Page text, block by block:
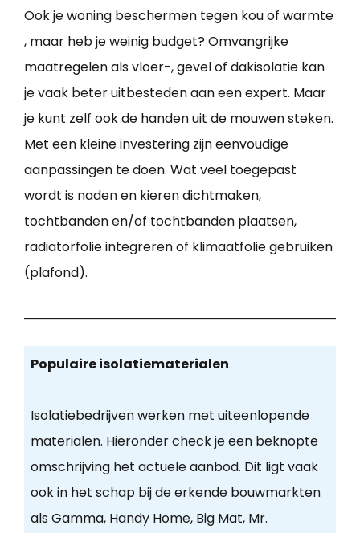
Ook je woning beschermen tegen kou of warmte
, maar heb je weinig budget? Omvangrijke
maatregelen als vloer-, gevel of dakisolatie kan
je vaak beter uitbesteden aan een expert. Maar
je kunt zelf ook de handen uit de mouwen steken.
Met een kleine investering zijn eenvoudige
aanpassingen te doen. Wat veel toegepast
wordt is naden en kieren dichtmaken,
tochtbanden en/of tochtbanden plaatsen,
radiatorfolie integreren of klimaatfolie gebruiken
(plafond).
Populaire isolatiematerialen
Isolatiebedrijven werken met uiteenlopende
materialen. Hieronder check je een beknopte
omschrijving het actuele aanbod. Dit ligt vaak
ook in het schap bij de erkende bouwmarkten
als Gamma, Handy Home, Big Mat, Mr.